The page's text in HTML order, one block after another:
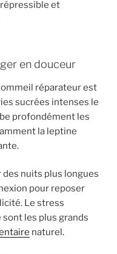
et
en douceur
réparateur est
sucrées intenses le
profondément les
la leptine
nuits plus longues
pour reposer
Le stress
les plus grands
naturel.